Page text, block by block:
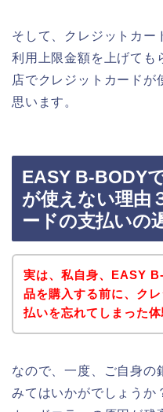
そして、クレジットカー
利用上限金額を上げて
店でクレジットカードが
思います。
EASY B-BODY
が使えない理由
ードの支払いの
実は、私自身、EASY
品を購入する前に、ク
払いを忘れてしまった
なので、一度、ご自身の
みてはいかがでしょうか